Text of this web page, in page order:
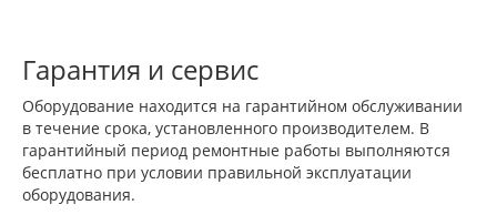
Гарантия и сервис
Оборудование находится на гарантийном обслуживании
в течение срока, установленного производителем. В
гарантийный период ремонтные работы выполняются
бесплатно при условии правильной эксплуатации
оборудования.